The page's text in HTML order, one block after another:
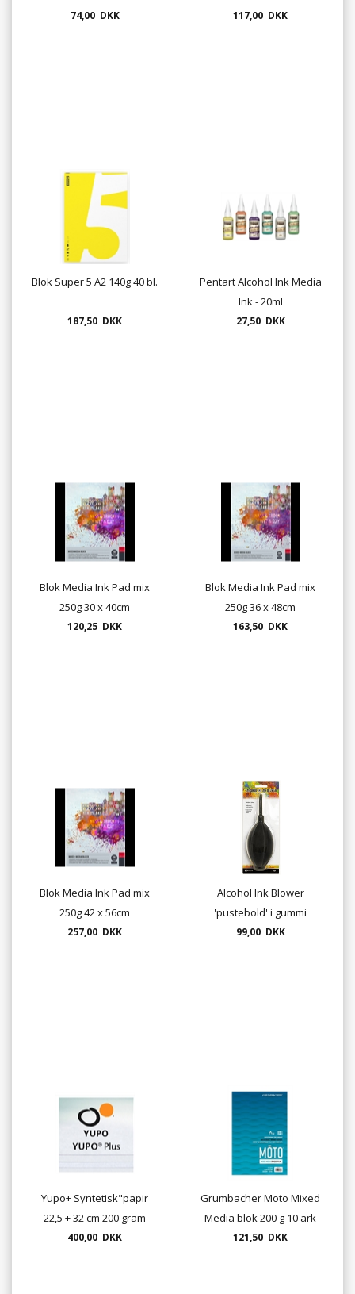
74,00 DKK 117,00 DKK
Blok Super 5 A2 140g 40 bl.
187,50 DKK
Pentart Alcohol Ink Media
Ink - 20ml
27,50 DKK
Blok Media Ink Pad mix
250g 30 x 40cm
120,25 DKK
Blok Media Ink Pad mix
250g 36 x 48cm
163,50 DKK
Blok Media Ink Pad mix
250g 42 x 56cm
257,00 DKK
Alcohol Ink Blower
'pustebold' i gummi
(udgår - 1 stk tilbage)
99,00 DKK
Yupo+ Syntetisk"papir
22,5 + 32 cm 200 gram
Alcohol Ink papir 50
400,00 DKK
Grumbacher Moto Mixed
Media blok 200 g 10 ark
format 22,9 x 30,5 cm
121,50 DKK